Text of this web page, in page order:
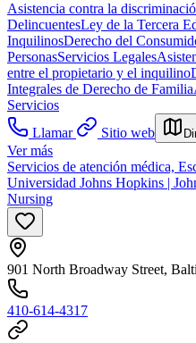
Asistencia contra la
DelincuentesLey de la Tercera
InquilinosDerecho del
PersonasServicios Legales
entre el propietario y el inquilino
Integrales de Derecho de Familia
Servicios
Llamar
Sitio web
Ver más
Servicios de atención médica,
Universidad Johns Hopkins |
Nursing
901 North Broadway Street,
410-614-4317